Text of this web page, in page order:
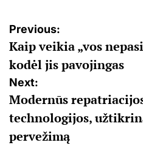
Navigacija
tarp
įrašų
Previous:
Kaip veikia „vos
kodėl jis pavojingas
Next:
Modernūs
technologijos,
pervežimą